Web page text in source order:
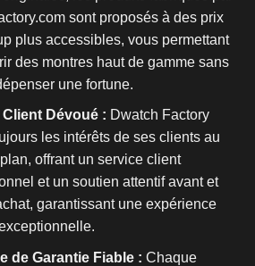
sont proposés à des prix
plus accessibles, vous permettant
des montres haut de gamme sans
une fortune.
Dévoué : Dwatch Factory
les intérêts de ses clients au
offrant un service client
et un soutien attentif avant et
garantissant une expérience
de Garantie Fiable : Chaque